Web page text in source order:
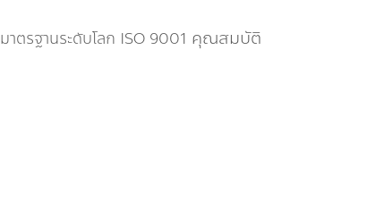
ตรฐานระดับโลก ISO 9001 คุณสมบัติ